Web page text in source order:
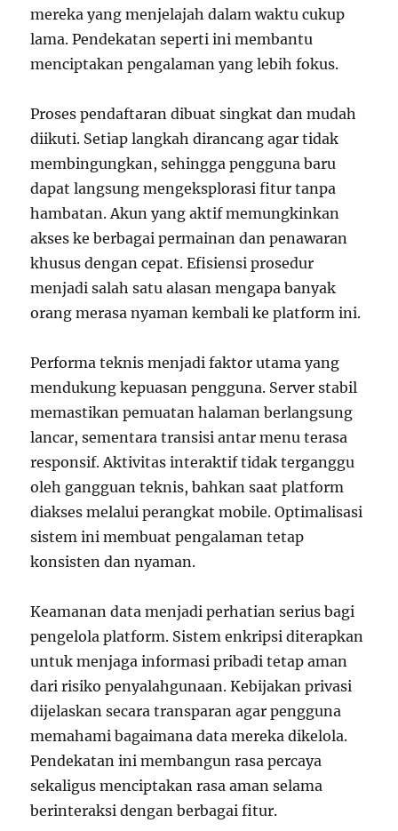
mereka yang menjelajah dalam waktu cukup
lama. Pendekatan seperti ini membantu
menciptakan pengalaman yang lebih fokus.
Proses pendaftaran dibuat singkat dan mudah
diikuti. Setiap langkah dirancang agar tidak
membingungkan, sehingga pengguna baru
dapat langsung mengeksplorasi fitur tanpa
hambatan. Akun yang aktif memungkinkan
akses ke berbagai permainan dan penawaran
khusus dengan cepat. Efisiensi prosedur
menjadi salah satu alasan mengapa banyak
orang merasa nyaman kembali ke platform ini.
Performa teknis menjadi faktor utama yang
mendukung kepuasan pengguna. Server stabil
memastikan pemuatan halaman berlangsung
lancar, sementara transisi antar menu terasa
responsif. Aktivitas interaktif tidak terganggu
oleh gangguan teknis, bahkan saat platform
diakses melalui perangkat mobile. Optimalisasi
sistem ini membuat pengalaman tetap
konsisten dan nyaman.
Keamanan data menjadi perhatian serius bagi
pengelola platform. Sistem enkripsi diterapkan
untuk menjaga informasi pribadi tetap aman
dari risiko penyalahgunaan. Kebijakan privasi
dijelaskan secara transparan agar pengguna
memahami bagaimana data mereka dikelola.
Pendekatan ini membangun rasa percaya
sekaligus menciptakan rasa aman selama
berinteraksi dengan berbagai fitur.